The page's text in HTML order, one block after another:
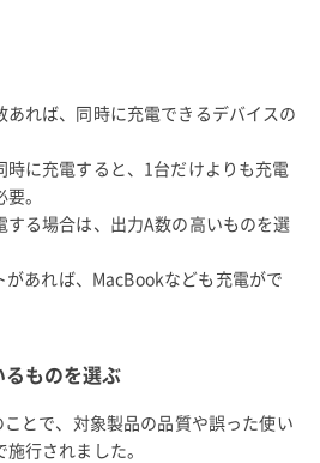
れば、同時に充電できるデバイスの
時に充電すると、1台だけよりも充電
。
る場合は、出力A数の高いものを選
あれば、MacBookなども充電がで
ものを選ぶ
とで、対象製品の品質や誤った使い
行されました。